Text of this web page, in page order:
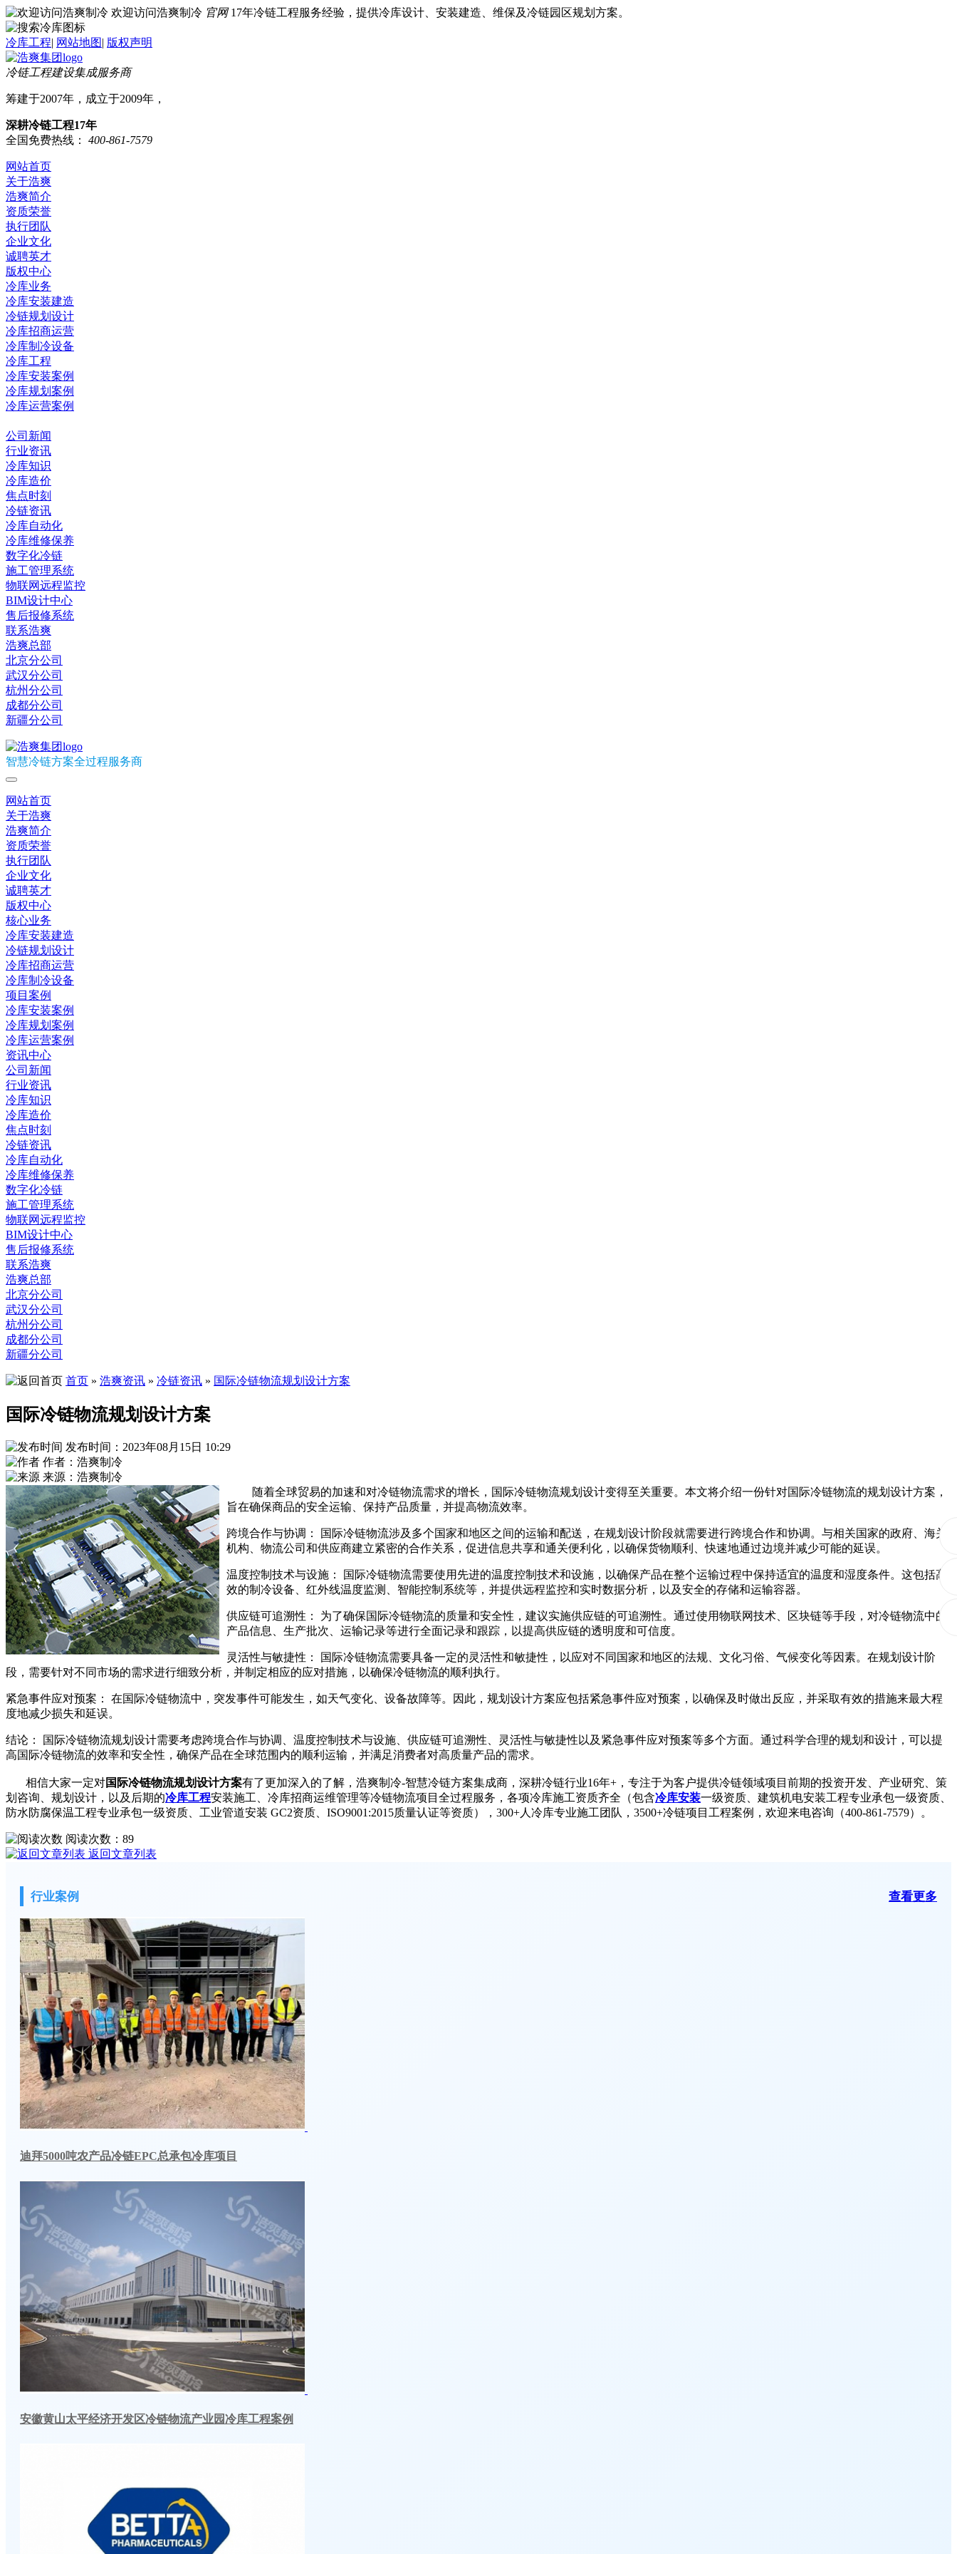
欢迎访问浩爽制冷 官网 17年冷链工程服务经验，提供冷库设计、安装建造、维保及冷链园区规划方案。
冷库工程| 网站地图| 版权声明
冷链工程建设集成服务商
筹建于2007年，成立于2009年，
深耕冷链工程17年
全国免费热线：
400-861-7579
网站首页
关于浩爽
浩爽简介
资质荣誉
执行团队
企业文化
诚聘英才
版权中心
冷库业务
冷库安装建造
冷链规划设计
冷库招商运营
冷库制冷设备
冷库工程
冷库安装案例
冷库规划案例
冷库运营案例
公司新闻
行业资讯
冷库知识
冷库造价
焦点时刻
冷链资讯
冷库自动化
冷库维修保养
数字化冷链
施工管理系统
物联网远程监控
BIM设计中心
售后报修系统
联系浩爽
浩爽总部
北京分公司
武汉分公司
杭州分公司
成都分公司
新疆分公司
智慧冷链方案全过程服务商
网站首页
关于浩爽
浩爽简介
资质荣誉
执行团队
企业文化
诚聘英才
版权中心
核心业务
冷库安装建造
冷链规划设计
冷库招商运营
冷库制冷设备
项目案例
冷库安装案例
冷库规划案例
冷库运营案例
资讯中心
公司新闻
行业资讯
冷库知识
冷库造价
焦点时刻
冷链资讯
冷库自动化
冷库维修保养
数字化冷链
施工管理系统
物联网远程监控
BIM设计中心
售后报修系统
联系浩爽
浩爽总部
北京分公司
武汉分公司
杭州分公司
成都分公司
新疆分公司
首页 » 浩爽资讯 » 冷链资讯 » 国际冷链物流规划设计方案
国际冷链物流规划设计方案
发布时间：2023年08月15日 10:29
作者：浩爽制冷
来源：浩爽制冷
随着全球贸易的加速和对冷链物流需求的增长，国际冷链物流规划设计变得至关重要。本文将介绍一份针对国际冷链物流的规划设计方案，
旨在确保商品的安全运输、保持产品质量，并提高物流效率。
跨境合作与协调： 国际冷链物流涉及多个国家和地区之间的运输和配送，在规划设计阶段就需要进行跨境合作和协调。与相关国家的政府、海关
机构、物流公司和供应商建立紧密的合作关系，促进信息共享和通关便利化，以确保货物顺利、快速地通过边境并减少可能的延误。
温度控制技术与设施： 国际冷链物流需要使用先进的温度控制技术和设施，以确保产品在整个运输过程中保持适宜的温度和湿度条件。这包括高
效的制冷设备、红外线温度监测、智能控制系统等，并提供远程监控和实时数据分析，以及安全的存储和运输容器。
供应链可追溯性： 为了确保国际冷链物流的质量和安全性，建议实施供应链的可追溯性。通过使用物联网技术、区块链等手段，对冷链物流中的
产品信息、生产批次、运输记录等进行全面记录和跟踪，以提高供应链的透明度和可信度。
灵活性与敏捷性： 国际冷链物流需要具备一定的灵活性和敏捷性，以应对不同国家和地区的法规、文化习俗、气候变化等因素。在规划设计阶
段，需要针对不同市场的需求进行细致分析，并制定相应的应对措施，以确保冷链物流的顺利执行。
紧急事件应对预案： 在国际冷链物流中，突发事件可能发生，如天气变化、设备故障等。因此，规划设计方案应包括紧急事件应对预案，以确保及时做出反应，并采取有效的措施来最大程
度地减少损失和延误。
结论： 国际冷链物流规划设计需要考虑跨境合作与协调、温度控制技术与设施、供应链可追溯性、灵活性与敏捷性以及紧急事件应对预案等多个方面。通过科学合理的规划和设计，可以提
高国际冷链物流的效率和安全性，确保产品在全球范围内的顺利运输，并满足消费者对高质量产品的需求。
相信大家一定对国际冷链物流规划设计方案有了更加深入的了解，浩爽制冷-智慧冷链方案集成商，深耕冷链行业16年+，专注于为客户提供冷链领域项目前期的投资开发、产业研究、策
划咨询、规划设计，以及后期的冷库工程安装施工、冷库招商运维管理等冷链物流项目全过程服务，各项冷库施工资质齐全（包含冷库安装一级资质、建筑机电安装工程专业承包一级资质、
防水防腐保温工程专业承包一级资质、工业管道安装 GC2资质、ISO9001:2015质量认证等资质），300+人冷库专业施工团队，3500+冷链项目工程案例，欢迎来电咨询（400-861-7579）。
阅读次数： 89
返回文章列表
行业案例 查看更多
迪拜5000吨农产品冷链EPC总承包冷库项目
安徽黄山太平经济开发区冷链物流产业园冷库工程案例